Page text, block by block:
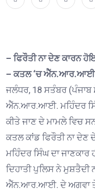
– ਫਿਰੌਤੀ ਨਾ ਦੇਣ ਕਾਰਨ
– ਕਤਲ ‘ਚ ਐੱਨ.ਆਰ.ਆਈ.
ਜਲੰਧਰ, 18 ਸਤੰਬਰ
ਐੱਨ.ਆਰ.ਆਈ. ਮਹਿੰਦਰ
ਕੀਤੇ ਜਾਣ ਦੇ ਮਾਮਲੇ ਵਿਚ
ਕਤਲ ਕਾਂਡ ਫਿਰੌਤੀ ਨਾ
ਮਹਿੰਦਰ ਸਿੰਘ ਦਾ
ਦਿਹਾਤੀ ਪੁਲਿਸ ਨੇ
ਐੱਨ.ਆਰ.ਆਈ. ਦੇ ਅਗਵਾ ਤੇ